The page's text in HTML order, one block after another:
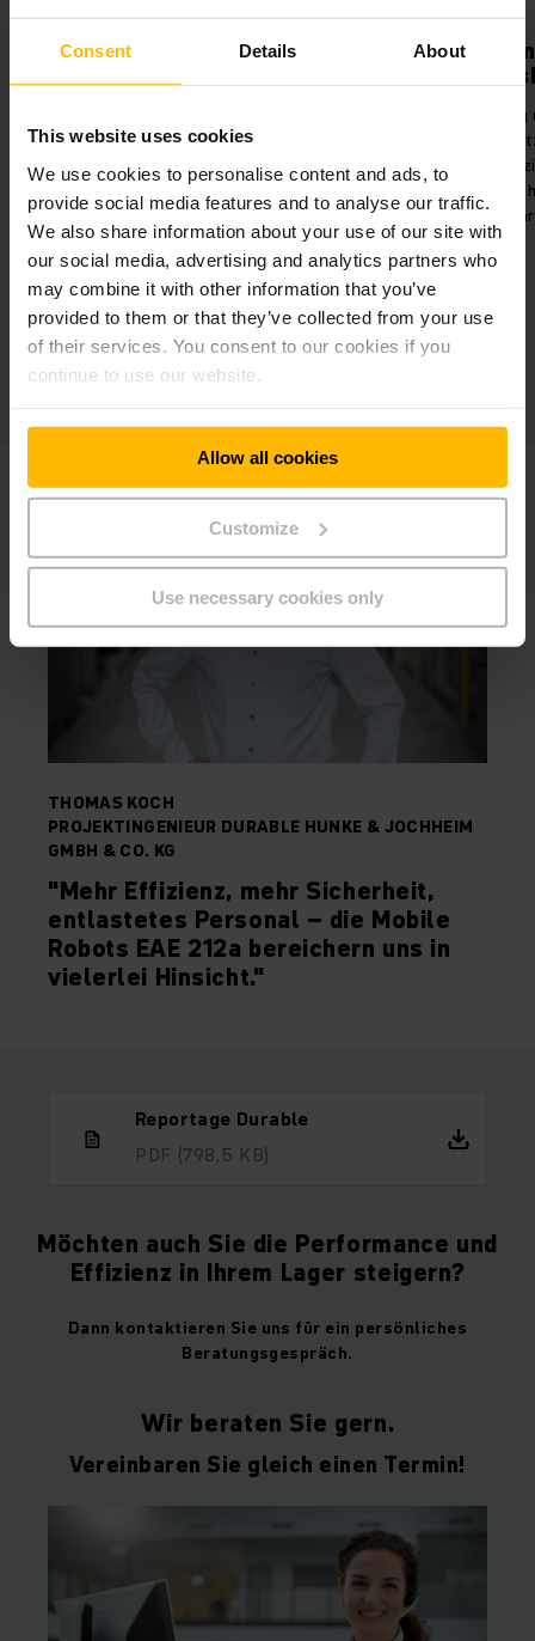
Consent Details About
This website uses cookies
We use cookies to personalise content and ads, to
provide social media features and to analyse our traffic.
We also share information about your use of our site with
our social media, advertising and analytics partners who
may combine it with other information that you’ve
provided to them or that they’ve collected from your use
of their services. You consent to our cookies if you
continue to use our website.
Allow all cookies
Customize
Use necessary cookies only
durch
Sensoren.
Gesenkte
Energieeffizienz dank
zwischenladefähiger Lithium-
Ionen-Fahrzeuge.
THOMAS KOCH
PROJEKTINGENIEUR DURABLE HUNKE & JOCHHEIM
GMBH & CO. KG
"Mehr Effizienz, mehr Sicherheit,
entlastetes Personal – die Mobile
Robots EAE 212a bereichern uns in
vielerlei Hinsicht."
Reportage Durable
PDF (798,5 KB)
Möchten auch Sie die Performance und
Effizienz in Ihrem Lager steigern?
Dann kontaktieren Sie uns für ein persönliches
Beratungsgespräch.
Wir beraten Sie gern.
Vereinbaren Sie gleich einen Termin!